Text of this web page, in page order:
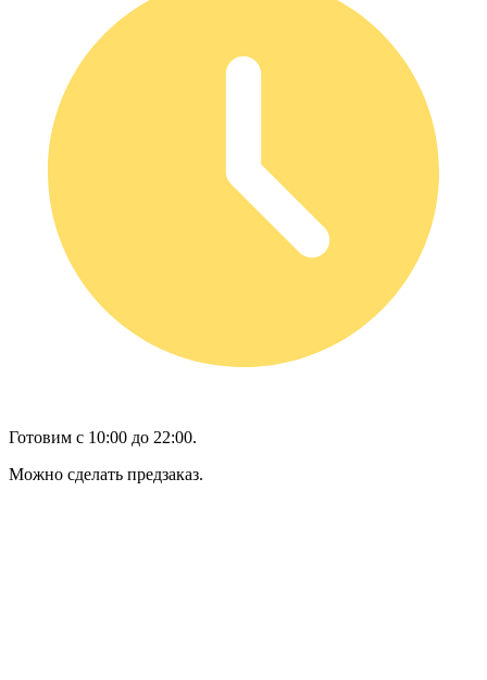
Готовим с 10:00 до 22:00.
Можно сделать предзаказ.